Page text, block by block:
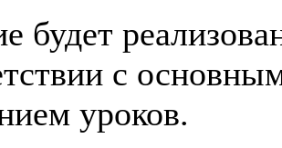
будет
с
уроков.